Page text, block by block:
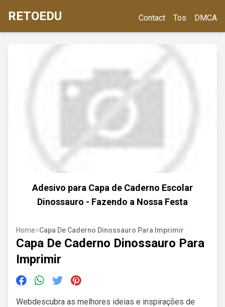
RETOEDU Contact Tos DMCA
Adesivo para Capa de Caderno Escolar
Dinossauro - Fazendo a Nossa Festa
Home>Capa De Caderno Dinossauro Para Imprimir
Capa De Caderno Dinossauro Para
Imprimir
Webdescubra as melhores ideias e inspirações de